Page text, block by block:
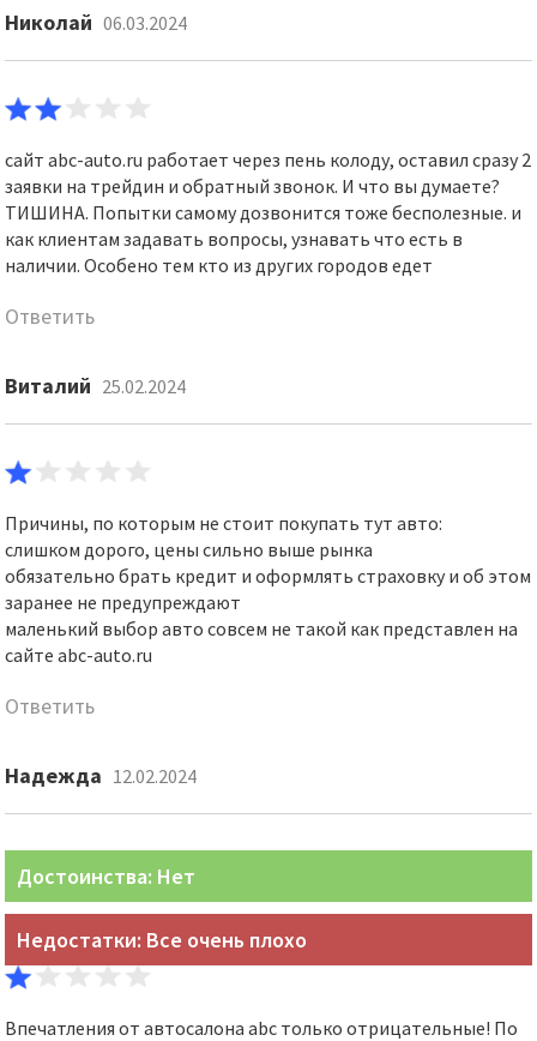
Николай 06.03.2024
сайт abc-auto.ru работает через пень колоду, оставил сразу 2
заявки на трейдин и обратный звонок. И что вы думаете?
ТИШИНА. Попытки самому дозвонится тоже бесполезные. и
как клиентам задавать вопросы, узнавать что есть в
наличии. Особено тем кто из других городов едет
Ответить
Виталий 25.02.2024
Причины, по которым не стоит покупать тут авто:
слишком дорого, цены сильно выше рынка
обязательно брать кредит и оформлять страховку и об этом
заранее не предупреждают
маленький выбор авто совсем не такой как представлен на
сайте abc-auto.ru
Ответить
Надежда 12.02.2024
Достоинства: Нет
Недостатки: Все очень плохо
Впечатления от автосалона abc только отрицательные! По